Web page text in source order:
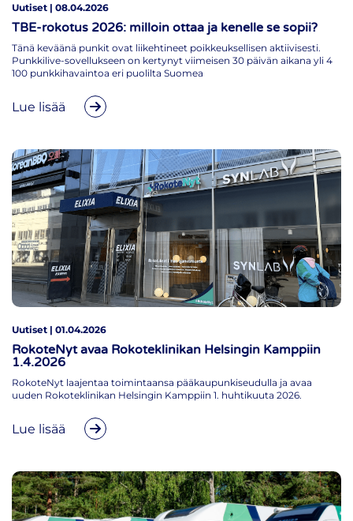
Uutiset | 08.04.2026
TBE-rokotus 2026: milloin ottaa ja kenelle se sopii?
Tänä keväänä punkit ovat liikehtineet poikkeuksellisen aktiivisesti.
Punkkilive-sovellukseen on kertynyt viimeisen 30 päivän aikana yli 4
100 punkkihavaintoa eri puolilta Suomea
Lue lisää
Uutiset | 01.04.2026
RokoteNyt avaa Rokoteklinikan Helsingin Kamppiin
1.4.2026
RokoteNyt laajentaa toimintaansa pääkaupunkiseudulla ja avaa
uuden Rokoteklinikan Helsingin Kamppiin 1. huhtikuuta 2026.
Lue lisää